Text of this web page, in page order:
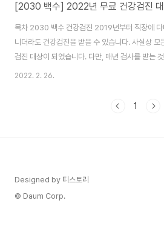
[2030 백수] 2022년 무료 건강검진 대
목차 2030 백수 건강검진 2019년부터 직장에 다
니더라도 건강검진을 받을 수 있습니다. 사실상
검진 대상이 되었습니다. 다만, 매년 검사를 받는
년도로 구분해 격년으로 진행하게 됩니다. 아래에
므로 2000년, 1998년, 1996년 등 짝수년도에
2022. 2. 26.
1
Designed by 티스토리
© Daum Corp.